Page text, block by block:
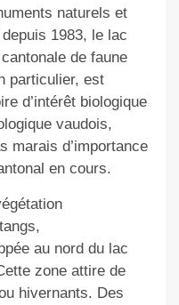
naturels et
1983, le lac
de faune
particulier, est
d’intérêt biologique
vaudois,
marais d’importance
en cours.
au nord du lac
zone attire de
hivernants. Des